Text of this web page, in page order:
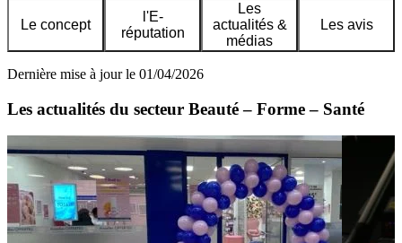
Le concept
l'E-
réputation
Les
actualités &
médias
Les avis
Dernière mise à jour le 01/04/2026
Les actualités du secteur Beauté – Forme – Santé